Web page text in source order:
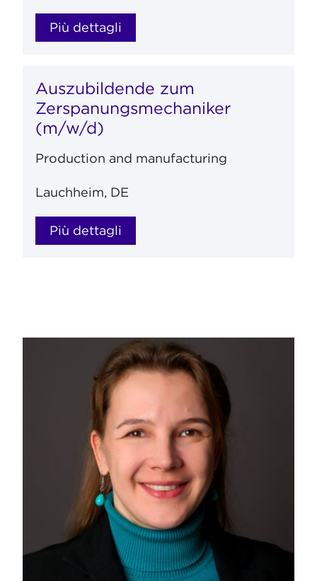
Più dettagli
Auszubildende zum
Zerspanungsmechaniker
(m/w/d)
Production and manufacturing
Lauchheim, DE
Più dettagli